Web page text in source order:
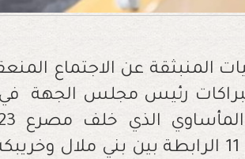
المنبثقة عن الاجتماع
أ
مستوى الطريق الوطنية رقم 11 الرابطة بين بني